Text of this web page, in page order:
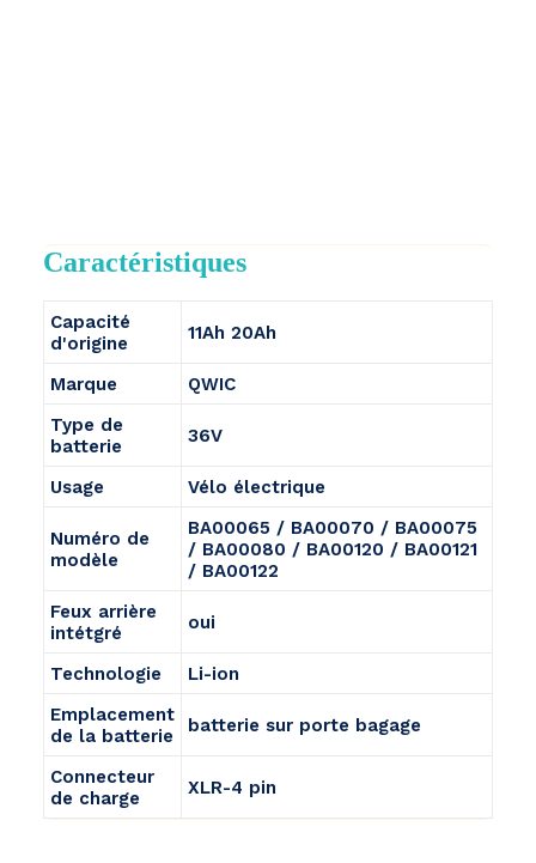
Caractéristiques
Capacité
d'origine
11Ah 20Ah
Marque
QWIC
Type de
batterie
36V
Usage Vélo électrique
Numéro de
modèle
BA00065 / BA00070 / BA00075
/ BA00080 / BA00120 / BA00121
/ BA00122
Feux arrière
intétgré
oui
Technologie
Li-ion
Emplacement
de la batterie
batterie sur porte bagage
Connecteur
de charge
XLR-4 pin